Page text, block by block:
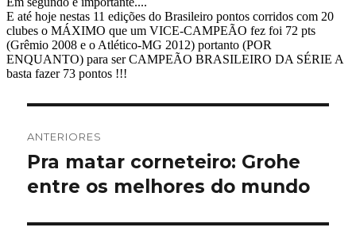
de
Post
ANTERIORES
Post
anterior:
Pra matar corneteiro: Grohe
entre os melhores do mundo